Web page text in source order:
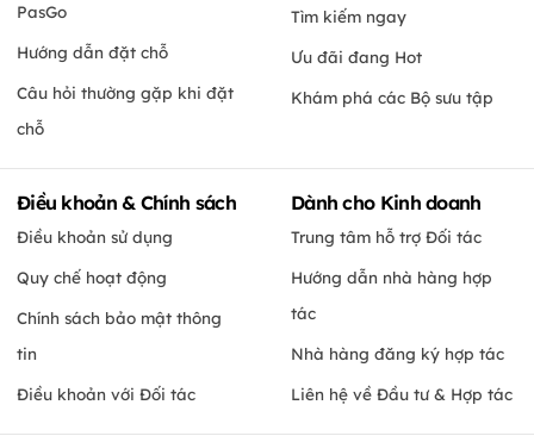
PasGo
Hướng dẫn đặt chỗ
Câu hỏi thường gặp khi đặt
chỗ
Tìm kiếm ngay
Ưu đãi đang Hot
Khám phá các Bộ sưu tập
Điều khoản & Chính sách
Điều khoản sử dụng
Quy chế hoạt động
Chính sách bảo mật thông
tin
Điều khoản với Đối tác
Dành cho Kinh doanh
Trung tâm hỗ trợ Đối tác
Hướng dẫn nhà hàng hợp
tác
Nhà hàng đăng ký hợp tác
Liên hệ về Đầu tư & Hợp tác